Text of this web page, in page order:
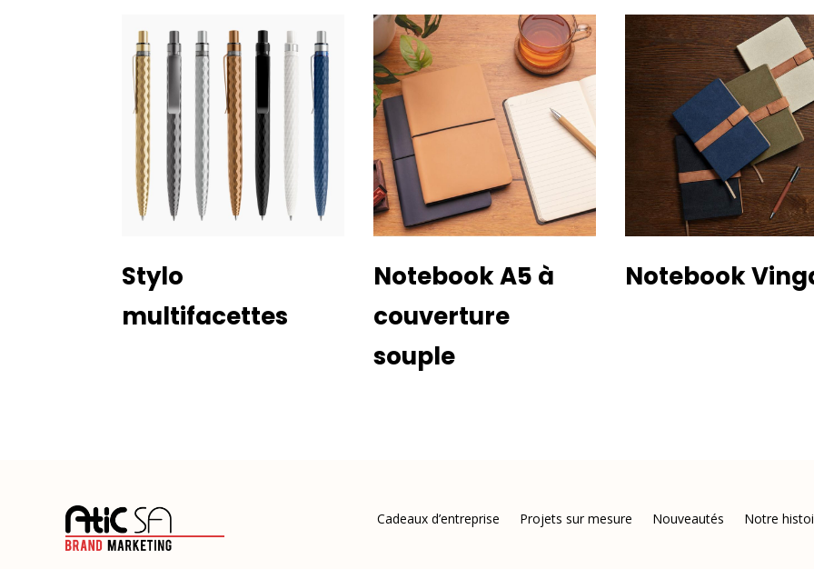
Stylo
multifacettes
Notebook A5 à
couverture
souple
Notebook
Cadeaux d’entreprise Projets sur mesure Nouveautés Notre